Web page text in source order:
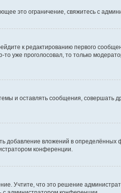
это ограничение, свяжитесь с
к редактированию первого
то уже проголосовал, то только
и оставлять сообщения, совершать
добавление вложений в определённых
конференции.
Учтите, что это решение